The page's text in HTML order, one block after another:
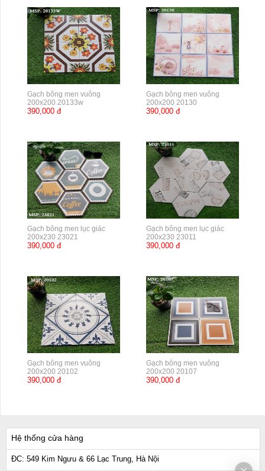
Gạch bông men vuông
200x200 20133w
390,000 đ
Gạch bông men vuông
200x200 20130
390,000 đ
Gạch bông men lục giác
200x230 23021
390,000 đ
Gạch bông men lục giác
200x230 23011
390,000 đ
Gạch bông men vuông
200x200 20102
390,000 đ
Gạch bông men vuông
200x200 20107
390,000 đ
Hệ thống cửa hàng
ĐC: 549 Kim Ngưu & 66 Lạc Trung, Hà Nội